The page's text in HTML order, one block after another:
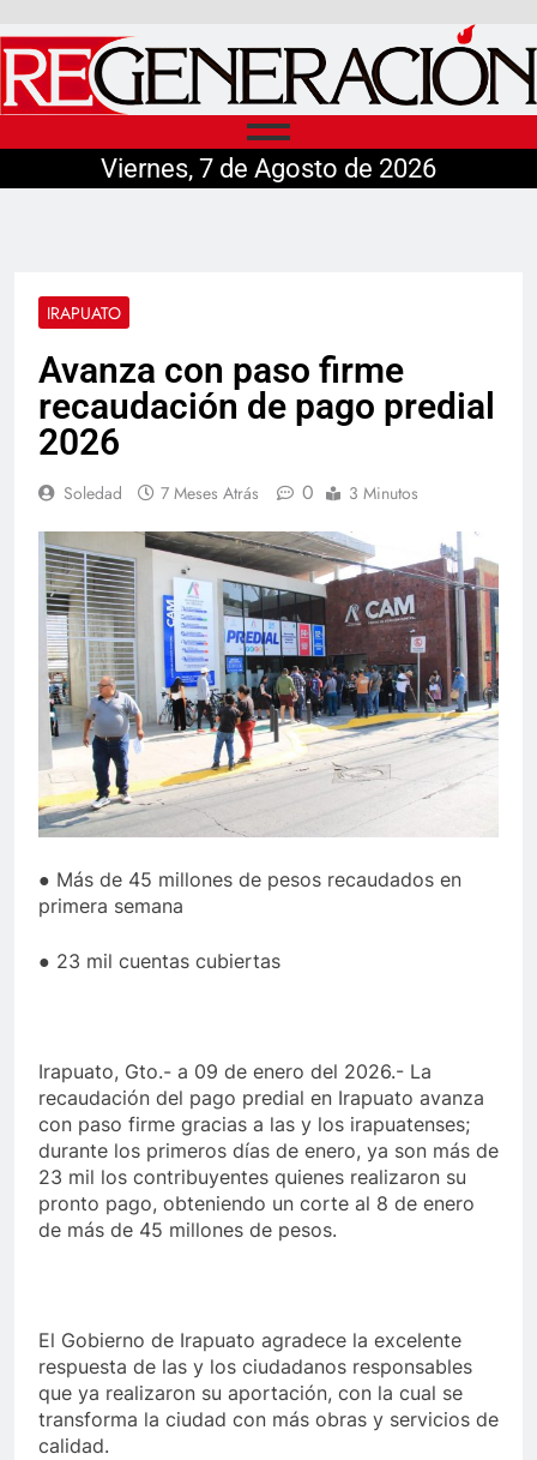
Viernes, 7 de Agosto de 2026
IRAPUATO
Avanza con paso firme
recaudación de pago predial
2026
Soledad 7 Meses Atrás 0 3 Minutos
● Más de 45 millones de pesos recaudados en
primera semana
● 23 mil cuentas cubiertas
Irapuato, Gto.- a 09 de enero del 2026.- La
recaudación del pago predial en Irapuato avanza
con paso firme gracias a las y los irapuatenses;
durante los primeros días de enero, ya son más de
23 mil los contribuyentes quienes realizaron su
pronto pago, obteniendo un corte al 8 de enero
de más de 45 millones de pesos.
El Gobierno de Irapuato agradece la excelente
respuesta de las y los ciudadanos responsables
que ya realizaron su aportación, con la cual se
transforma la ciudad con más obras y servicios de
calidad.